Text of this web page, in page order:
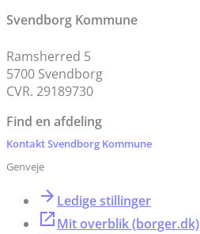
Svendborg Kommune
Ramsherred 5
5700 Svendborg
CVR. 29189730
Find en afdeling
Kontakt Svendborg Kommune
Genveje
Ledige stillinger
Mit overblik (borger.dk)